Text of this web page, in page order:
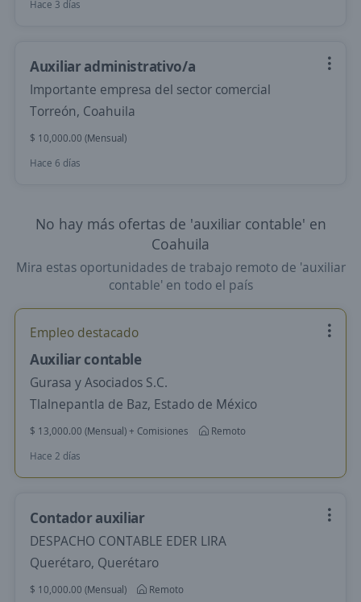
Hace 3 días
Auxiliar administrativo/a
Importante empresa del sector comercial
Torreón, Coahuila
$ 10,000.00 (Mensual)
Hace 6 días
No hay más ofertas de 'auxiliar contable' en
Coahuila
Mira estas oportunidades de trabajo remoto de 'auxiliar
contable' en todo el país
Empleo destacado
Auxiliar contable
Gurasa y Asociados S.C.
Tlalnepantla de Baz, Estado de México
$ 13,000.00 (Mensual) + Comisiones
Remoto
Hace 2 días
Contador auxiliar
DESPACHO CONTABLE EDER LIRA
Querétaro, Querétaro
$ 10,000.00 (Mensual)
Remoto